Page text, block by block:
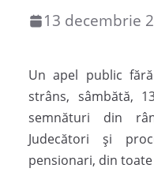
13 decembrie
Un apel public
strâns, sâmbătă,
semnături din
Judecători și
pensionari, din